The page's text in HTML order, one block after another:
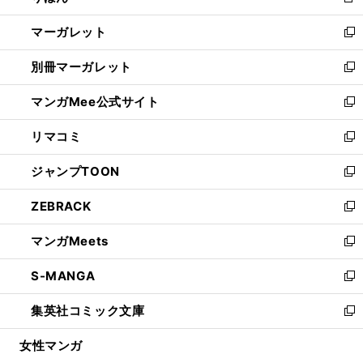
開
く
ウ
で
開
く
ン
ド
ウ
で
開
く
し
い
ウ
ィ
ン
ド
ウ
で
開
く
マーガレット
新
し
い
ウ
ィ
ン
ド
ウ
で
開
く
別冊マーガレット
新
し
い
ウ
ィ
ン
ド
ウ
で
開
く
マンガMee公式サイト
新
し
い
ウ
ィ
ン
ド
ウ
で
開
く
リマコミ
新
し
い
ウ
ィ
ン
ド
ウ
で
開
く
ジャンプTOON
新
し
い
ウ
ィ
ン
ド
ウ
で
開
ZEBRACK
新
し
い
ウ
ィ
ン
ド
ウ
マンガMeets
新
し
い
ウ
ィ
ン
S-MANGA
新
し
い
ウ
集英社コミック文庫
新
し
女性マンガ